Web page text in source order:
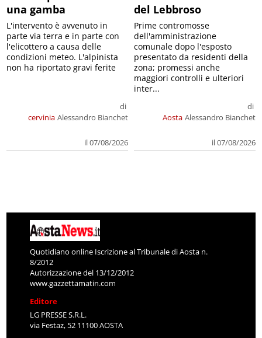
una gamba
cervinia
di
Alessandro Bianchet
il 07/08/2026
L'intervento è avvenuto in
parte via terra e in parte con
l'elicottero a causa delle
condizioni meteo. L'alpinista
non ha riportato gravi ferite
del Lebbroso
Aosta
di
Alessandro Bianchet
il 07/08/2026
Prime contromosse
dell'amministrazione
comunale dopo l'esposto
presentato da residenti della
zona; promessi anche
maggiori controlli e ulteriori
inter...
Quotidiano online Iscrizione al Tribunale di Aosta n.
8/2012
Autorizzazione del 13/12/2012
www.gazzettamatin.com
Editore
LG PRESSE S.R.L.
via Festaz, 52 11100 AOSTA